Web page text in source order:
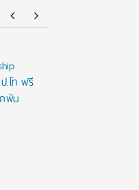
.โท ฟรี
พัน